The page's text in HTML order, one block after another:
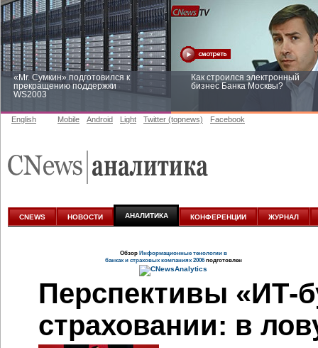
«Mr. Сумкин» подготовился к
прекращению поддержки
WS2003
Как строился электронный
бизнес Банка Москвы?
аналитике
English Mobile Android Light Twitter (topnews) Facebook
CNEWS НОВОСТИ АНАЛИТИКА КОНФЕРЕНЦИИ ЖУРНАЛ
Обзор Информационные тенологии в
банках и страховых компаниях 2006подготовлен
Перспективы «ИТ-
страховании: в